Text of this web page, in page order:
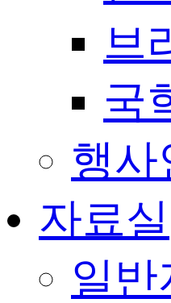
브
국
행사
자료실
일반